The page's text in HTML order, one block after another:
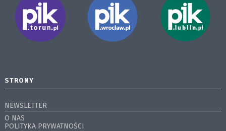
STRONY
NEWSLETTER
O NAS
POLITYKA PRYWATNOŚCI